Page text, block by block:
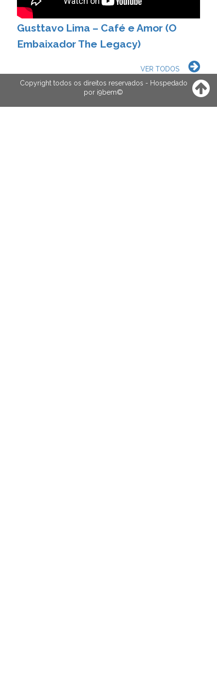
Gusttavo Lima – Café e Amor (O
Embaixador The Legacy)
VER TODOS
Copyright todos os direitos reservados - Hospedado
por i9bem©